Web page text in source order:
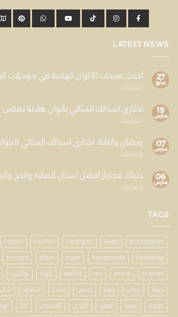
LATEST NEWS
27
مايو
أحدث صيحات الألوان الهادية في موديلات
التعليقات
19
مارس
اختاري اسدالك المثالي بألوان هادئة تعكس
التعليقات
07
مارس
رمضان وأناقة: اختاري اسدالك المثالي لأجواء
التعليقات
06
مارس
دليلك لاختيار أفضل اسدال للصلاة والحج
التعليقات
TAGS
accessories
bags
cardigan
chiffon
cotton
handbag
handmade
hijab
plain
printed
scarves
shwal
veil
wallet بلوزة بوكليت
جيبة حجاب خمار دريس سادة سكارف شال
طرحة عباية قطن كاردي كارديجان كنار